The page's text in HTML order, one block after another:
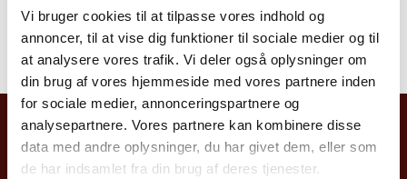
Vi bruger cookies til at tilpasse vores indhold og
annoncer, til at vise dig funktioner til sociale medier og til
at analysere vores trafik. Vi deler også oplysninger om
din brug af vores hjemmeside med vores partnere inden
for sociale medier, annonceringspartnere og
analysepartnere. Vores partnere kan kombinere disse
data med andre oplysninger, du har givet dem, eller som
de har indsamlet fra din brug af deres tjenester.
You can find contact information on the Danish
consulate in Fijihere
Embassy of Denmark, Australia
15 Hunter Street